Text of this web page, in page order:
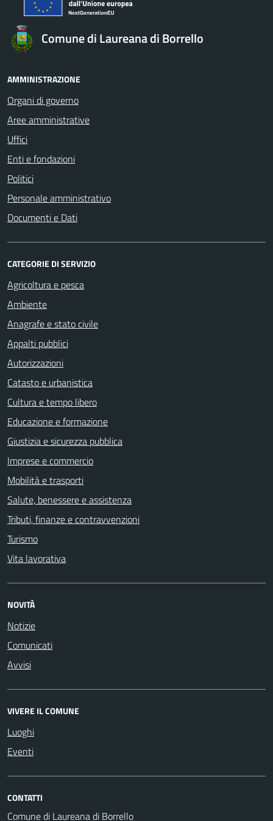
Comune di Laureana di Borrello
AMMINISTRAZIONE
Organi di governo
Aree amministrative
Uffici
Enti e fondazioni
Politici
Personale amministrativo
Documenti e Dati
CATEGORIE DI SERVIZIO
Agricoltura e pesca
Ambiente
Anagrafe e stato civile
Appalti pubblici
Autorizzazioni
Catasto e urbanistica
Cultura e tempo libero
Educazione e formazione
Giustizia e sicurezza pubblica
Imprese e commercio
Mobilità e trasporti
Salute, benessere e assistenza
Tributi, finanze e contravvenzioni
Turismo
Vita lavorativa
NOVITÀ
Notizie
Comunicati
Avvisi
VIVERE IL COMUNE
Luoghi
Eventi
CONTATTI
Comune di Laureana di Borrello